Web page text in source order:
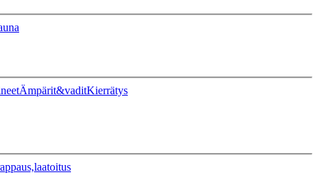
Ämpärit&vaditKierrätys